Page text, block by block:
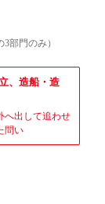
部門のみ）
、造船・造
へ出して追わせ
問い